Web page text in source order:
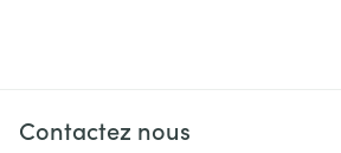
Contactez nous